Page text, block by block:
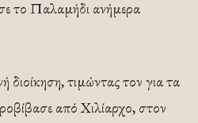
το Παλαμήδι ανήμερα
διοίκηση, τιμώντας τον για τα
από Χιλίαρχο, στον